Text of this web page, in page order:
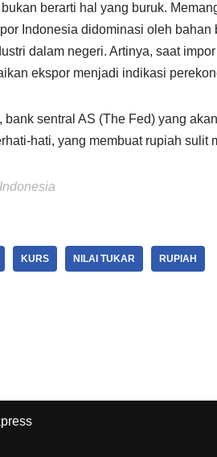
berarti hal yang buruk.
Indonesia didominasi oleh
dalam negeri. Artinya, saat
ekspor menjadi indikasi
bank sentral AS (The Fed) yang
hati, yang membuat rupiah sulit
KURS NILAI TUKAR RUPIAH